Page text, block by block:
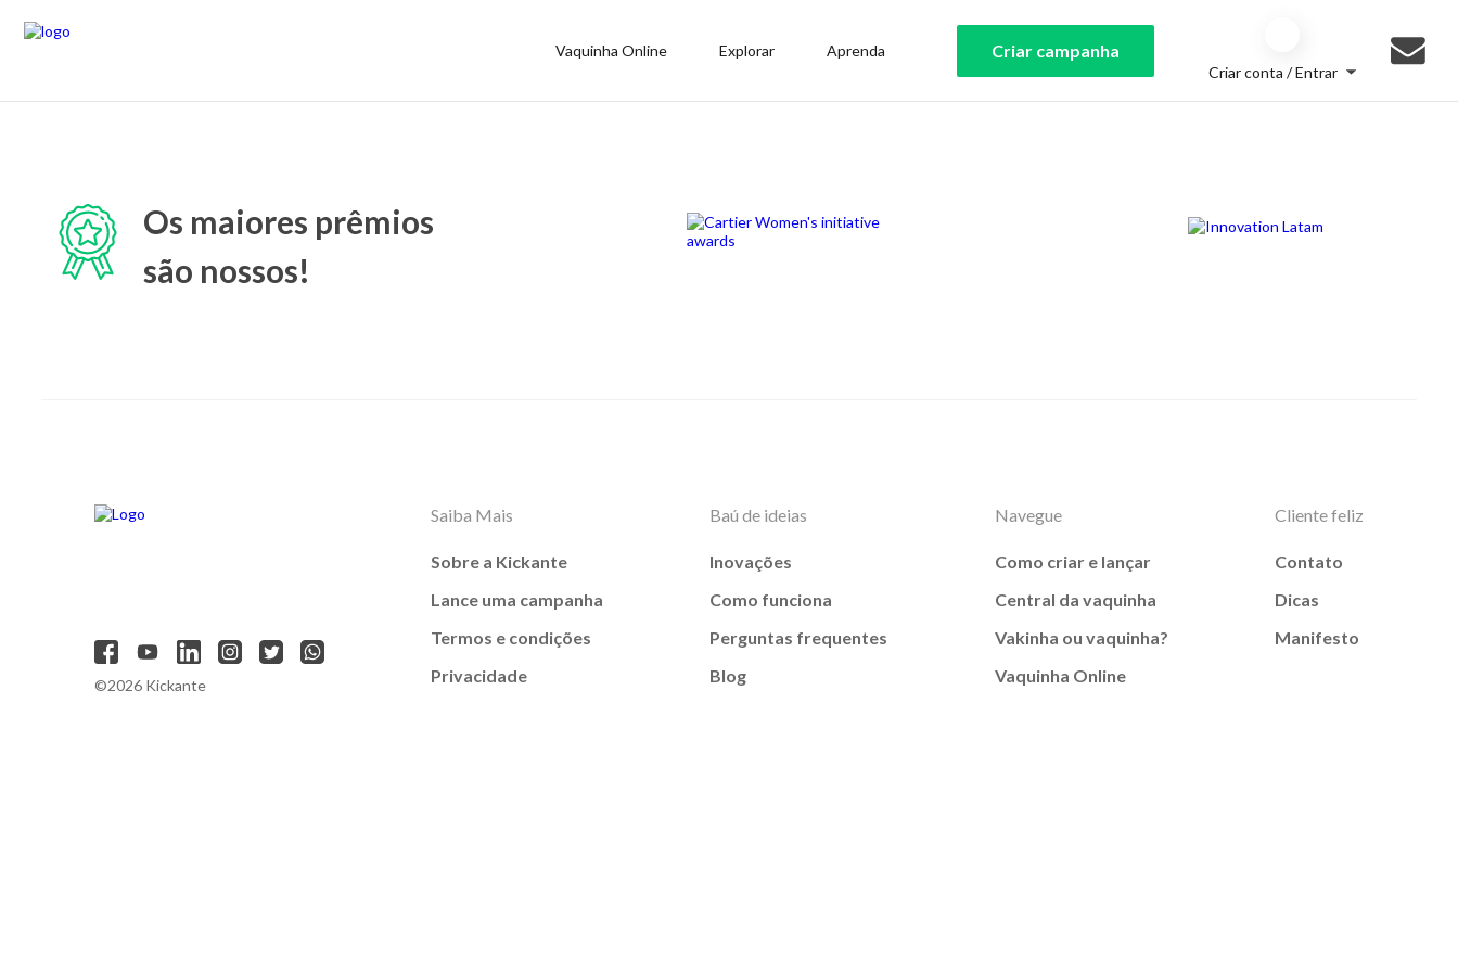
Vaquinha Online Explorar Aprenda Criar campanha
Criar conta / Entrar
Os maiores prêmios
são nossos!
©2026 Kickante
Saiba Mais
Sobre a Kickante
Lance uma campanha
Termos e condições
Privacidade
Baú de ideias
Inovações
Como funciona
Perguntas frequentes
Blog
Navegue
Como criar e lançar
Central da vaquinha
Vakinha ou vaquinha?
Vaquinha Online
Cliente feliz
Contato
Dicas
Manifesto